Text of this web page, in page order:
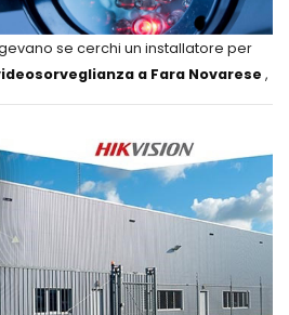
se cerchi un installatore per
a Fara Novarese ,